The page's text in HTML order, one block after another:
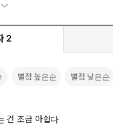
2
별점 높은순 별점 낮은순
건 조금 아쉽다